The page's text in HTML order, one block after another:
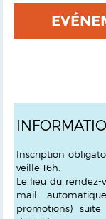
Inscription
veille 16h.
Le lieu du rendez-
mail
promotions)